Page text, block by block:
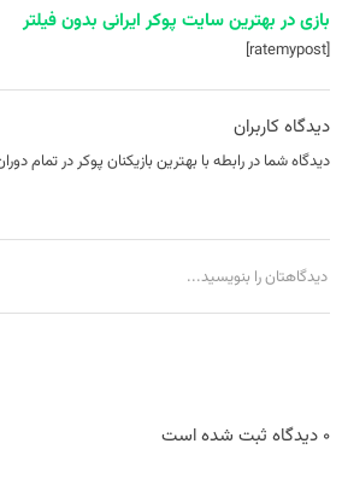
بازی در بهترین سایت پوکر ایرانی بدون فیلتر
[ratemypost]
دیدگاه کاربران
دیدگاه شما در رابطه با بهترین بازیکنان پوکر در تمام
0 دیدگاه ثبت شده است